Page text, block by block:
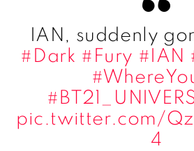
IAN, suddenly
#Dark #Fury #IAN
pic.twitter.com/
4